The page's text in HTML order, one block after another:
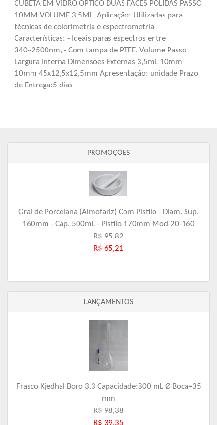
CUBETA EM VIDRO ÓPTICO DUAS FACES POLIDAS PASSO
10MM VOLUME 3,5ML. Aplicação: Utilizadas para
técnicas de colorimetria e espectrometria.
Características: - Ideais paras espectros entre
340~2500nm, - Com tampa de PTFE. Volume Passo
Largura Interna Dimensões Externas 3,5mL 10mm
10mm 45x12,5x12,5mm Apresentação: unidade Prazo
de Entrega:5 dias
PROMOÇÕES
Gral de Porcelana (Almofariz) Com Pistilo - Diam. Sup.
160mm - Cap. 500mL - Pistilo 170mm Mod-20-160
R$ 95,82
R$ 65,21
LANÇAMENTOS
Frasco Kjedhal Boro 3.3 Capacidade:800 mL Ø Boca=35
mm
R$ 98,38
R$ 39,35